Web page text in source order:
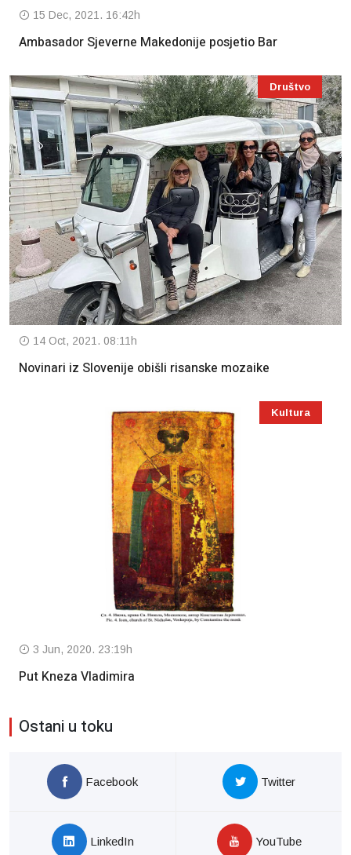
15 Dec, 2021. 16:42h
Ambasador Sjeverne Makedonije posjetio Bar
Društvo
14 Oct, 2021. 08:11h
Novinari iz Slovenije obišli risanske mozaike
Kultura
3 Jun, 2020. 23:19h
Put Kneza Vladimira
Ostani u toku
Facebook Twitter
LinkedIn YouTube